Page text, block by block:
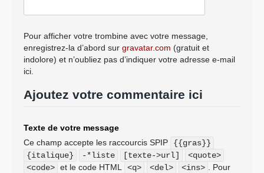
Pour afficher votre trombine avec votre message,
enregistrez-la d’abord sur gravatar.com (gratuit et
indolore) et n’oubliez pas d’indiquer votre adresse e-mail
ici.
Ajoutez votre commentaire ici
Texte de votre message
Ce champ accepte les raccourcis SPIP
{{gras}}
{italique}
-*liste [texte->url]
<quote>
<code> et le code HTML <q> <del> <ins>
. Pour